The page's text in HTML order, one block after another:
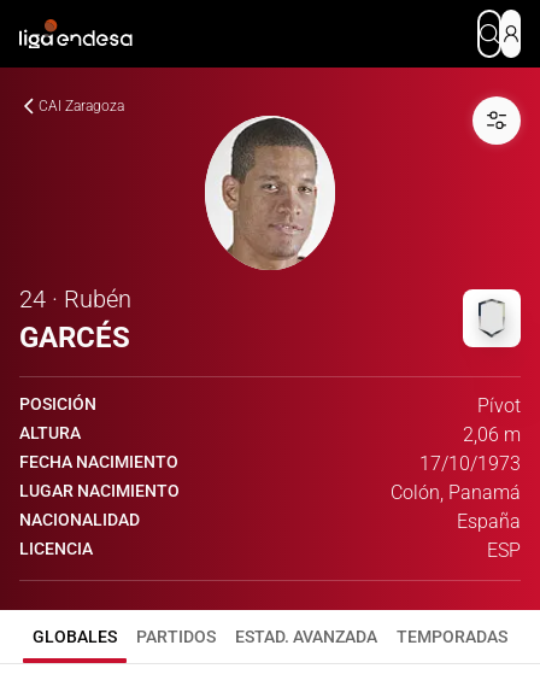
CAI Zaragoza
24 · Rubén
GARCÉS
POSICIÓN Pívot
ALTURA 2,06 m
FECHA NACIMIENTO 17/10/1973
LUGAR NACIMIENTO Colón, Panamá
NACIONALIDAD España
LICENCIA ESP
GLOBALES PARTIDOS ESTAD. AVANZADA TEMPORADAS